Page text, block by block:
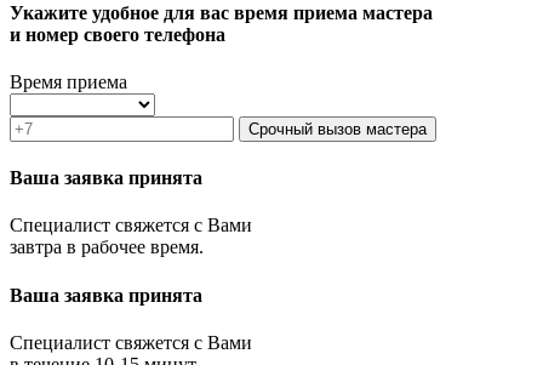
Укажите удобное для вас время приема мастера
и номер своего телефона
Время приема
Срочный вызов мастера
Ваша заявка принята
Специалист свяжется с Вами
завтра в рабочее время.
Ваша заявка принята
Специалист свяжется с Вами